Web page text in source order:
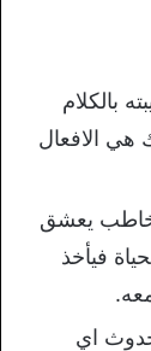
بالكلام
هي الافعال
يعشق
فيأخذ
اي